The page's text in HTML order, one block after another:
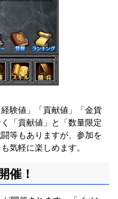
験値」「貢献値」「金貨
「貢献値」と「数量限定
等もありますが、参加を
気軽に楽しめます。
催！